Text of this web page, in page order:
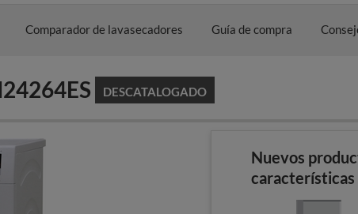
Comparador de lavasecadores Guía de compra
DESCATALOGADO
Nuevos
características